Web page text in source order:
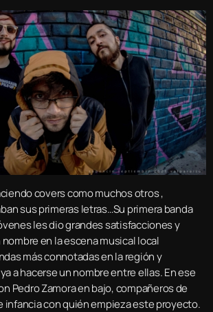
covers como muchos otros ,
sus primeras letras…Su primera banda
les dio grandes satisfacciones y
en la escena musical local
más connotadas en la región y
a hacerse un nombre entre ellas. En ese
Pedro Zamora en bajo, compañeros de
infancia con quién empieza este proyecto.